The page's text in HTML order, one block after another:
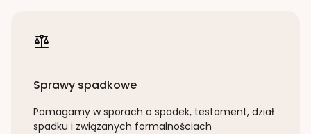
Sprawy spadkowe
Pomagamy w sporach o spadek, testament, dział
spadku i związanych formalnościach